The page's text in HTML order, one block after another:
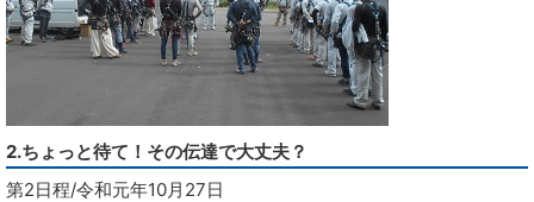
2.ちょっと待て！その伝達で大丈夫？
第2日程/令和元年10月27日